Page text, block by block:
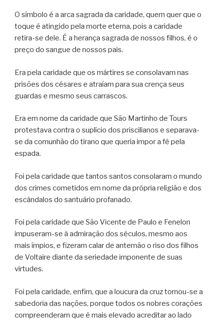
O símbolo é a arca sagrada da caridade, quem quer que o
toque é atingido pela morte eterna, pois a caridade
retira-se dele. É a herança sagrada de nossos filhos, é o
preço do sangue de nossos pais.
Era pela caridade que os mártires se consolavam nas
prisões dos césares e atraíam para sua crença seus
guardas e mesmo seus carrascos.
Era em nome da caridade que São Martinho de Tours
protestava contra o suplício dos priscilianos e separava-
se da comunhão do tirano que queria impor a fé pela
espada.
Foi pela caridade que tantos santos consolaram o mundo
dos crimes cometidos em nome da própria religião e dos
escândalos do santuário profanado.
Foi pela caridade que São Vicente de Paulo e Fenelon
impuseram-se à admiração dos séculos, mesmo aos
mais ímpios, e fizeram calar de antemão o riso dos filhos
de Voltaire diante da seriedade imponente de suas
virtudes.
Foi pela caridade, enfim, que a loucura da cruz tornou-se a
sabedoria das nações, porque todos os nobres corações
compreenderam que é mais elevado acreditar ao lado